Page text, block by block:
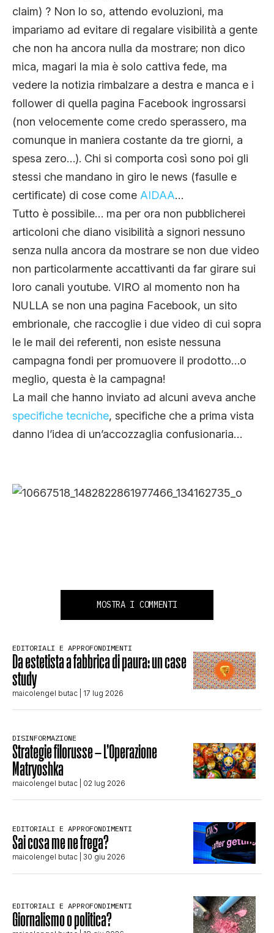
claim) ? Non lo so, attendo evoluzioni, ma
impariamo ad evitare di regalare visibilità a gente
che non ha ancora nulla da mostrare; non dico
mica, magari la mia è solo cattiva fede, ma
vedere la notizia rimbalzare a destra e manca e i
follower di quella pagina Facebook ingrossarsi
(non velocemente come credo sperassero, ma
comunque in maniera costante da tre giorni, a
spesa zero…). Chi si comporta così sono poi gli
stessi che mandano in giro le news (fasulle e
certificate) di cose come AIDAA…
Tutto è possibile… ma per ora non pubblicherei
articoloni che diano visibilità a signori nessuno
senza nulla ancora da mostrare se non due video
non particolarmente accattivanti da far girare sui
loro canali youtube. VIRO al momento non ha
NULLA se non una pagina Facebook, un sito
embrionale, che raccoglie i due video di cui sopra
le le mail dei referenti, non esiste nessuna
campagna fondi per promuovere il prodotto…o
meglio, questa è la campagna!
La mail che hanno inviato ad alcuni aveva anche
specifiche tecniche, specifiche che a prima vista
danno l’idea di un’accozzaglia confusionaria…
MOSTRA I COMMENTI
EDITORIALI E APPROFONDIMENTI
Da estetista a fabbrica di paura: un case
study
maicolengel butac | 17 lug 2026
DISINFORMAZIONE
Strategie filorusse – L’Operazione
Matryoshka
maicolengel butac | 02 lug 2026
EDITORIALI E APPROFONDIMENTI
Sai cosa me ne frega?
maicolengel butac | 30 giu 2026
EDITORIALI E APPROFONDIMENTI
Giornalismo o politica?